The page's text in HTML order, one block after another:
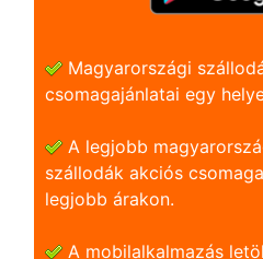
Magyarországi
csomagajánlatai egy
A legjobb
szállodák akciós
legjobb árakon.
A mobilalkalmazás